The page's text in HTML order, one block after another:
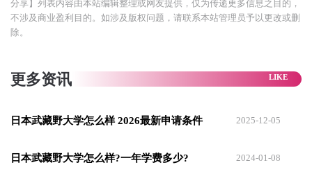
经济学部：经济学科、经营学科。
工学部：信息科学、建筑设计、环境工程。
分享】列表内容由本站编辑整理或网友提供，仅为传递更多信息之目的，
不涉及商业盈利目的。如涉及版权问题，请联系本站管理员予以更改或删
除。
更多资讯
日本武藏野大学怎么样 2026最新申请条件 2025-12-05
日本武藏野大学怎么样?一年学费多少? 2024-01-08